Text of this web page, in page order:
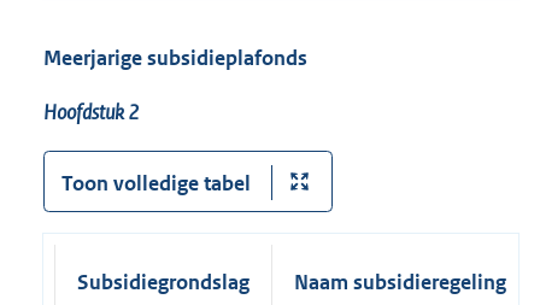
Meerjarige subsidieplafonds
Hoofdstuk 2
Toon volledige tabel
Subsidiegrondslag Naam subsidieregeling